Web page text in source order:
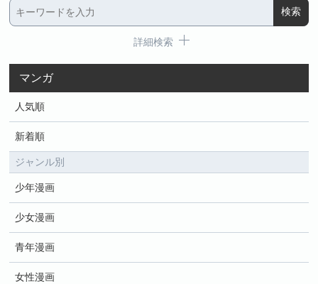
詳細検索
マンガ
人気順
新着順
ジャンル別
少年漫画
少女漫画
青年漫画
女性漫画